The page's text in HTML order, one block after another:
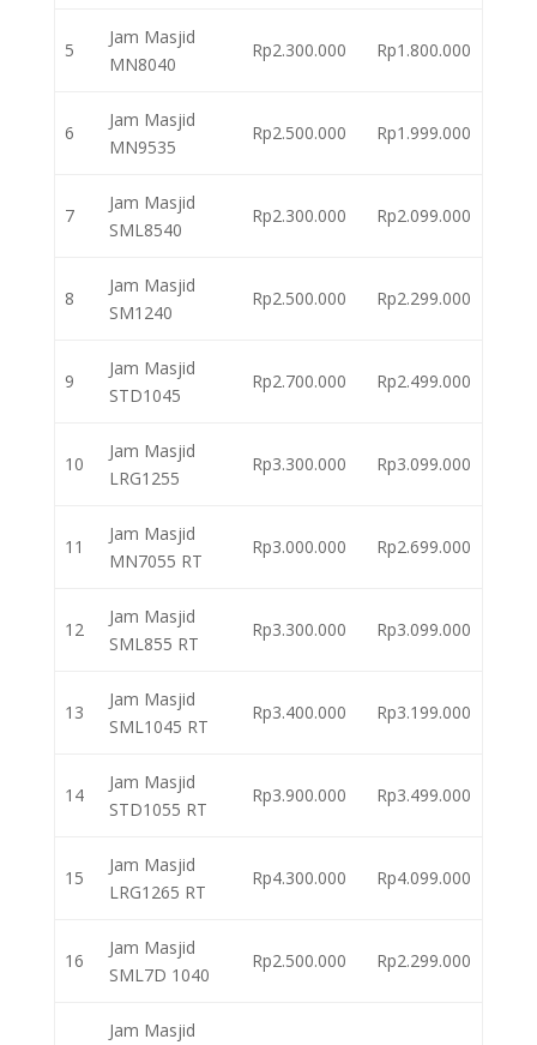
5
Jam Masjid
MN8040
Rp2.300.000 Rp1.800.000
6
Jam Masjid
MN9535
Rp2.500.000 Rp1.999.000
7
Jam Masjid
SML8540
Rp2.300.000 Rp2.099.000
8
Jam Masjid
SM1240
Rp2.500.000 Rp2.299.000
9
Jam Masjid
STD1045
Rp2.700.000 Rp2.499.000
10
Jam Masjid
LRG1255
Rp3.300.000 Rp3.099.000
11
Jam Masjid
MN7055 RT
Rp3.000.000 Rp2.699.000
12
Jam Masjid
SML855 RT
Rp3.300.000 Rp3.099.000
13
Jam Masjid
SML1045 RT
Rp3.400.000 Rp3.199.000
14
Jam Masjid
STD1055 RT
Rp3.900.000 Rp3.499.000
15
Jam Masjid
LRG1265 RT
Rp4.300.000 Rp4.099.000
16
Jam Masjid
SML7D 1040
Rp2.500.000 Rp2.299.000
Jam Masjid